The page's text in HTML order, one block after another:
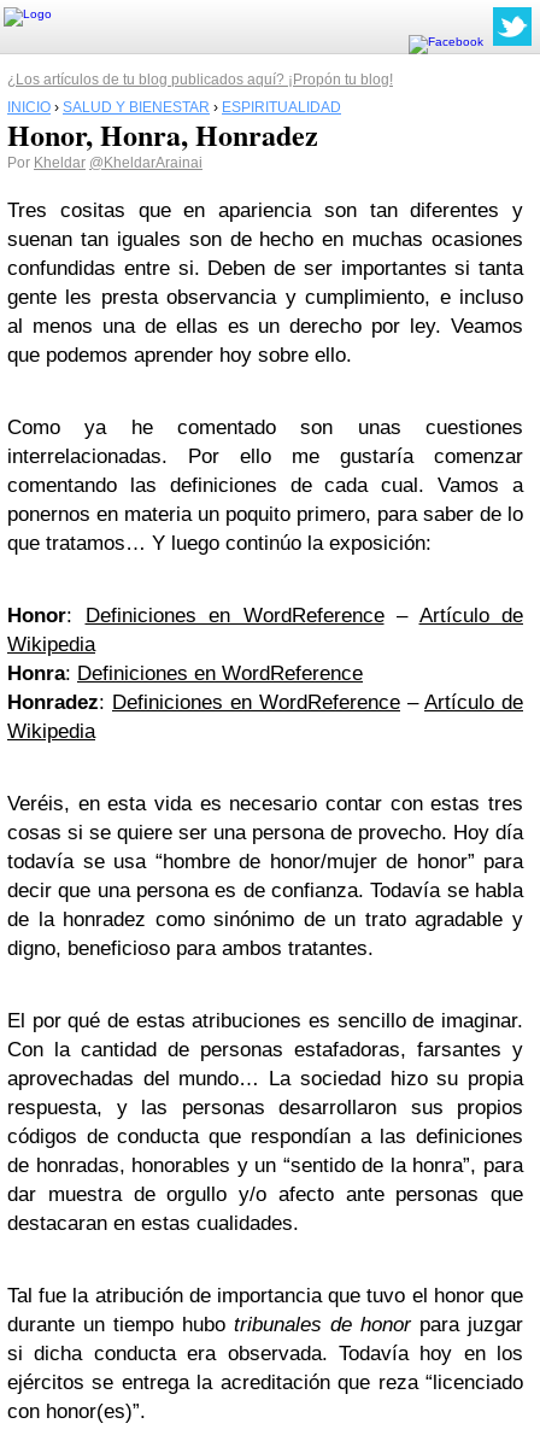
¿Los artículos de tu blog publicados aquí? ¡Propón tu blog!
INICIO › SALUD Y BIENESTAR › ESPIRITUALIDAD
Honor, Honra, Honradez
Por Kheldar @KheldarArainai
Tres cositas que en apariencia son tan diferentes y
suenan tan iguales son de hecho en muchas ocasiones
confundidas entre si. Deben de ser importantes si tanta
gente les presta observancia y cumplimiento, e incluso
al menos una de ellas es un derecho por ley. Veamos
que podemos aprender hoy sobre ello.
Como ya he comentado son unas cuestiones
interrelacionadas. Por ello me gustaría comenzar
comentando las definiciones de cada cual. Vamos a
ponernos en materia un poquito primero, para saber de lo
que tratamos… Y luego continúo la exposición:
Honor: Definiciones en WordReference– Artículo de
Wikipedia
Honra: Definiciones en WordReference
Honradez: Definiciones en WordReference – Artículo de
Wikipedia
Veréis, en esta vida es necesario contar con estas tres
cosas si se quiere ser una persona de provecho. Hoy día
todavía se usa “hombre de honor/mujer de honor” para
decir que una persona es de confianza. Todavía se habla
de la honradez como sinónimo de un trato agradable y
digno, beneficioso para ambos tratantes.
El por qué de estas atribuciones es sencillo de imaginar.
Con la cantidad de personas estafadoras, farsantes y
aprovechadas del mundo… La sociedad hizo su propia
respuesta, y las personas desarrollaron sus propios
códigos de conducta que respondían a las definiciones
de honradas, honorables y un “sentido de la honra”, para
dar muestra de orgullo y/o afecto ante personas que
destacaran en estas cualidades.
Tal fue la atribución de importancia que tuvo el honor que
durante un tiempo hubo tribunales de honorpara juzgar
si dicha conducta era observada. Todavía hoy en los
ejércitos se entrega la acreditación que reza “licenciado
con honor(es)”.